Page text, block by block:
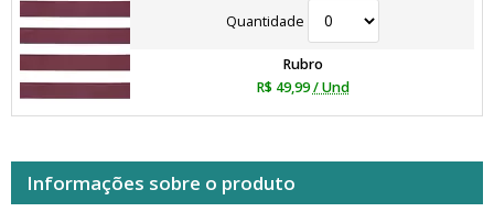
Quantidade
Rubro
R$ 49,99 / Und
Informações sobre o produto